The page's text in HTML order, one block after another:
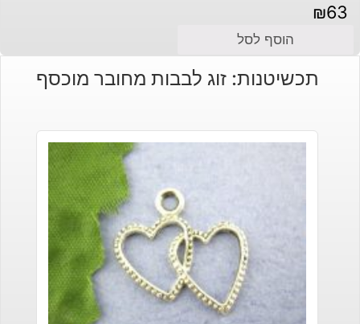
₪63
הוסף לסל
תכשיטנות: זוג לבבות מחובר מוכסף